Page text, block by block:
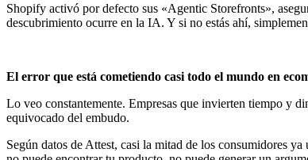
Shopify activó por defecto sus «Agentic Storefronts»,
descubrimiento ocurre en la IA. Y si no estás ahí,
El error que está cometiendo casi todo el mundo en
Lo veo constantemente. Empresas que invierten tiempo y
equivocado del embudo.
Según datos de Attest, casi la mitad de los consumidores